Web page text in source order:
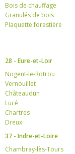
Bois de chauffage
Granulés de bois
Plaquette forestière
28 - Eure-et-Loir
Nogent-le-Rotrou
Vernouillet
Châteaudun
Lucé
Chartres
Dreux
37 - Indre-et-Loire
Chambray-lès-Tours